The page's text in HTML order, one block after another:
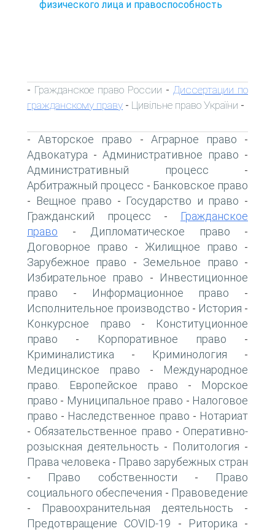
физического лица и правоспособность
- Гражданское право России - Диссертации по
гражданскому праву - Цивільне право України -
-Авторское право - Аграрное право -
Адвокатура - Административное право -
Административный процесс -
Арбитражный процесс - Банковское право
- Вещное право - Государство и право -
Гражданский процесс -
Гражданское
право - Дипломатическое право -
Договорное право - Жилищное право -
Зарубежное право - Земельное право -
Избирательное право -
Инвестиционное
право - Информационное право -
Исполнительное производство - История -
Конкурсное право -
Конституционное
право - Корпоративное право -
Криминалистика - Криминология -
Медицинское право -
Международное
право. Европейское право -
Морское
право - Муниципальное право - Налоговое
право - Наследственное право - Нотариат
- Обязательственное право - Оперативно-
розыскная деятельность - Политология -
Права человека - Право зарубежных стран
- Право собственности -
Право
социального обеспечения - Правоведение
- Правоохранительная деятельность -
Предотвращение COVID-19 - Риторика -